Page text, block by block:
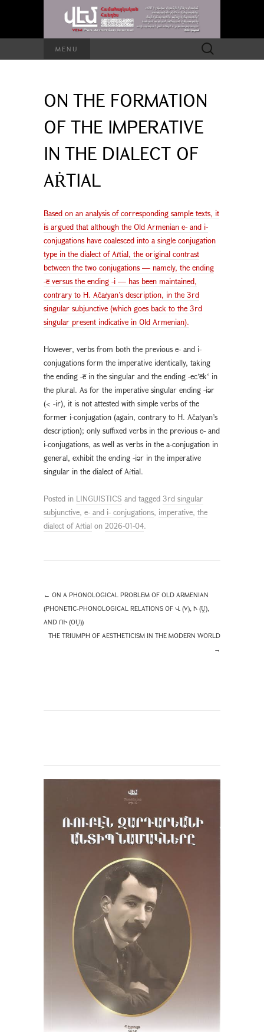
MENU
Search
for:
ON THE FORMATION
OF THE IMPERATIVE
IN THE DIALECT OF
AṘTIAL
Based on an analysis of corresponding sample texts, it
is argued that although the Old Armenian e- and i-
conjugations have coalesced into a single conjugation
type in the dialect of Aṙtial, the original contrast
between the two conjugations — namely, the ending
-ē versus the ending -i — has been maintained,
contrary to H. Ačaṙyan’s description, in the 3rd
singular subjunctive (which goes back to the 3rd
singular present indicative in Old Armenian).
However, verbs from both the previous e- and i-
conjugations form the imperative identically, taking
the ending -ē in the singular and the ending -ec‘ēk‘ in
the plural. As for the imperative singular ending -iәr
(< -ir), it is not attested with simple verbs of the
former i-conjugation (again, contrary to H. Ačaṙyan’s
description); only suffixed verbs in the previous e- and
i-conjugations, as well as verbs in the a-conjugation in
general, exhibit the ending -iәr in the imperative
singular in the dialect of Aṙtial.
Posted in LINGUISTICS and tagged 3rd singular
subjunctive, e- and i- conjugations, imperative, the
dialect of Aṙtial on 2026-01-04.
← ON A PHONOLOGICAL PROBLEM OF OLD ARMENIAN
(PHONETIC-PHONOLOGICAL RELATIONS OF Վ (V), Ւ (Ṷ),
AND ՈՒ (OṶ))
THE TRIUMPH OF AESTHETICISM IN THE MODERN WORLD
→